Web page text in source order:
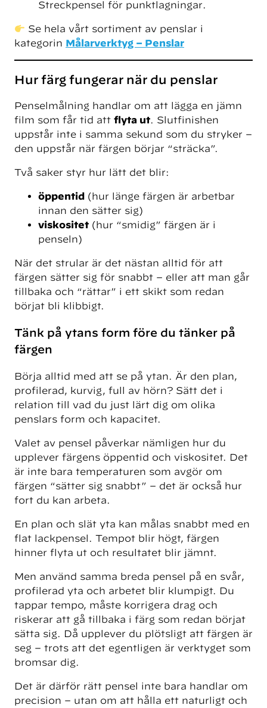
Streckpensel för punktlagningar.
Se hela vårt sortiment av penslar i
kategorin Målarverktyg – Penslar
Hur färg fungerar när du penslar
Penselmålning handlar om att lägga en jämn
film som får tid att flyta ut. Slutfinishen
uppstår inte i samma sekund som du stryker –
den uppstår när färgen börjar “sträcka”.
Två saker styr hur lätt det blir:
öppentid (hur länge färgen är arbetbar
innan den sätter sig)
viskositet (hur “smidig” färgen är i
penseln)
När det strular är det nästan alltid för att
färgen sätter sig för snabbt – eller att man går
tillbaka och “rättar” i ett skikt som redan
börjat bli klibbigt.
Tänk på ytans form före du tänker på
färgen
Börja alltid med att se på ytan. Är den plan,
profilerad, kurvig, full av hörn? Sätt det i
relation till vad du just lärt dig om olika
penslars form och kapacitet.
Valet av pensel påverkar nämligen hur du
upplever färgens öppentid och viskositet. Det
är inte bara temperaturen som avgör om
färgen “sätter sig snabbt” – det är också hur
fort du kan arbeta.
En plan och slät yta kan målas snabbt med en
flat lackpensel. Tempot blir högt, färgen
hinner flyta ut och resultatet blir jämnt.
Men använd samma breda pensel på en svår,
profilerad yta och arbetet blir klumpigt. Du
tappar tempo, måste korrigera drag och
riskerar att gå tillbaka i färg som redan börjat
sätta sig. Då upplever du plötsligt att färgen är
seg – trots att det egentligen är verktyget som
bromsar dig.
Det är därför rätt pensel inte bara handlar om
precision – utan om att hålla ett naturligt och